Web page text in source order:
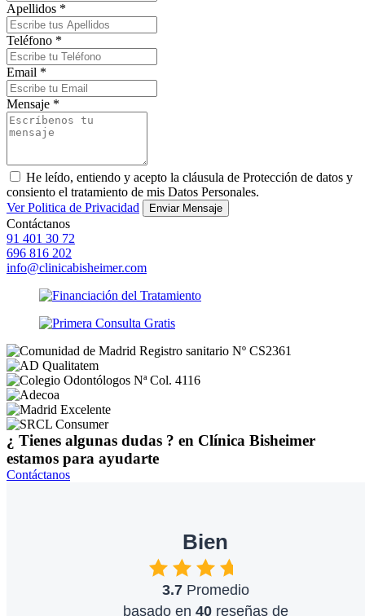
Apellidos *
Teléfono *
Email *
Mensaje *
He leído, entiendo y acepto la cláusula de Protección de datos y
consiento el tratamiento de mis Datos Personales.
Ver Politica de Privacidad
Enviar Mensaje
Contáctanos
91 401 30 72
696 816 202
info@clinicabisheimer.com
¿ Tienes algunas dudas ? en Clínica Bisheimer
estamos para ayudarte
Contáctanos
Bien
3.7Promedio
basado en 40reseñas de